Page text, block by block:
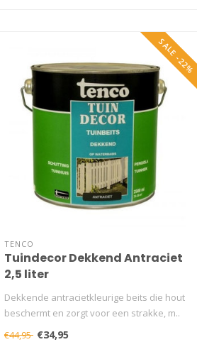
SALE -22%
TENCO
Tuindecor Dekkend Antraciet
2,5 liter
Dekkende antracietkleurige beits die hout
beschermt en zorgt voor een strakke, m..
€44,95 €34,95